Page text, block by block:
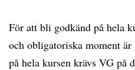
För att bli godkänd på hela
och obligatoriska moment
på hela kursen krävs VG på